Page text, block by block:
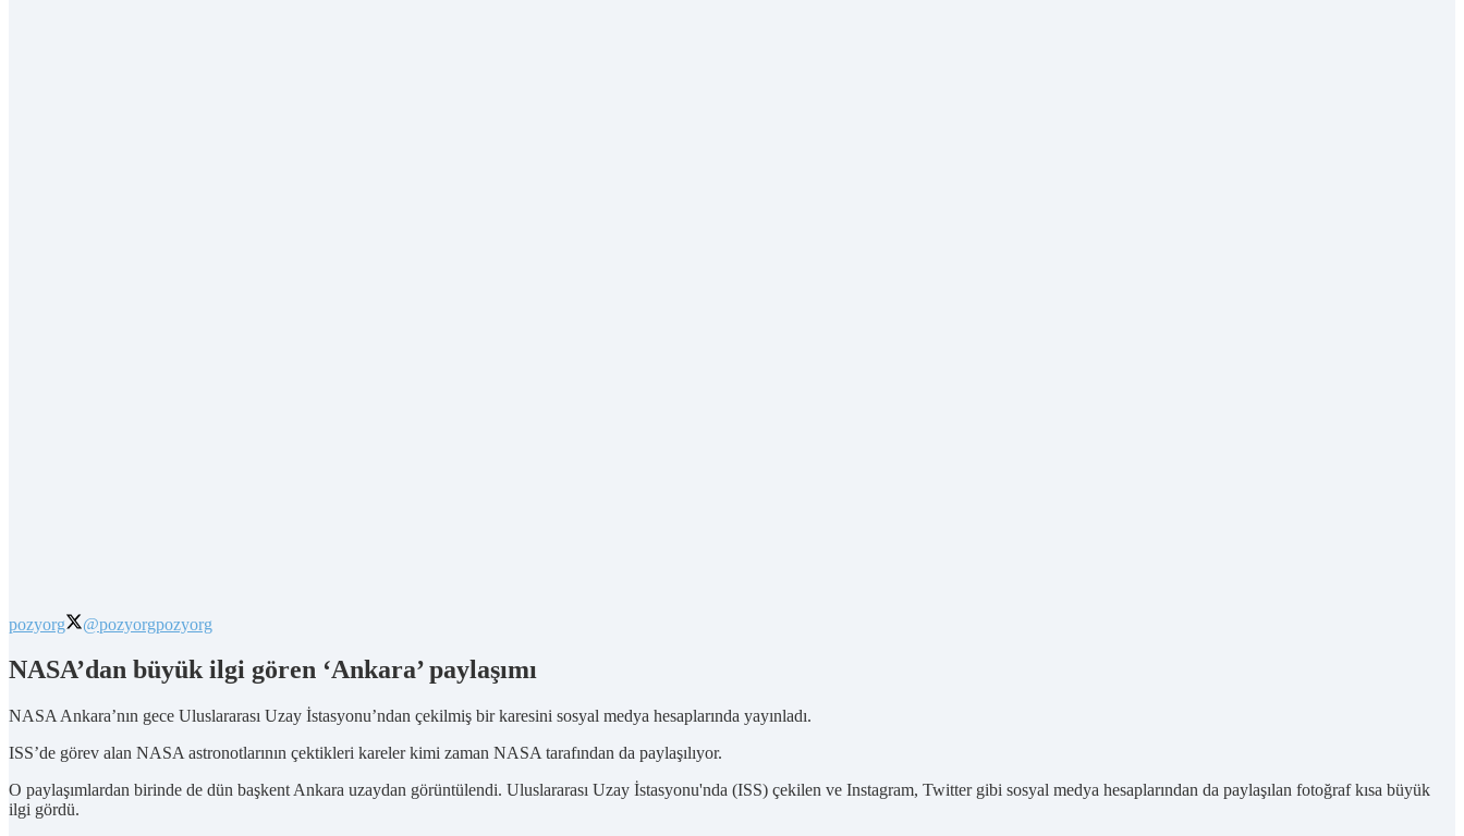
pozyorg @pozyorgpozyorg
NASA’dan büyük ilgi gören ‘Ankara’ paylaşımı
NASA Ankara’nın gece Uluslararası Uzay İstasyonu’ndan çekilmiş bir karesini sosyal medya hesaplarında yayınladı.
ISS’de görev alan NASA astronotlarının çektikleri kareler kimi zaman NASA tarafından da paylaşılıyor.
O paylaşımlardan birinde de dün başkent Ankara uzaydan görüntülendi. Uluslararası Uzay İstasyonu'nda (ISS) çekilen ve Instagram, Twitter gibi sosyal medya hesaplarından da paylaşılan fotoğraf kısa büyük
ilgi gördü.